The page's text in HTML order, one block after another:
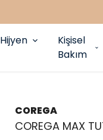
Hijyen
Kişisel
Bakım
COREGA
COREGA MAX